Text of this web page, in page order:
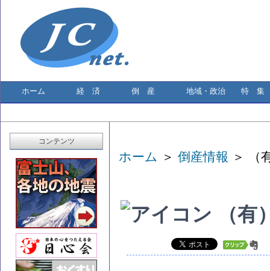
ホーム 経 済 倒 産 地域・政治 特 集
コンテンツ
ホーム ＞ 倒産情報 ＞ （
（有